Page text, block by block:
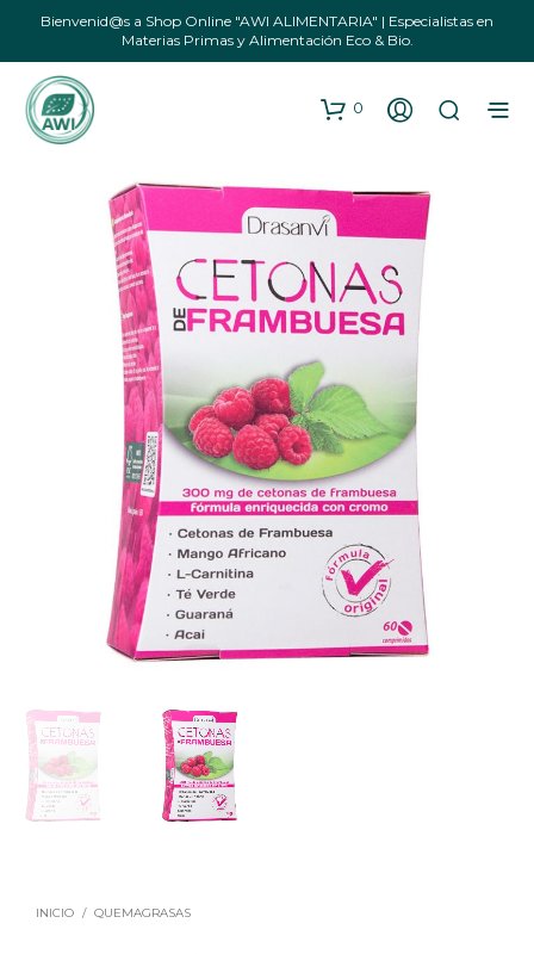
Bienvenid@s a Shop Online "AWI ALIMENTARIA" | Especialistas en
Materias Primas y Alimentación Eco & Bio.
0
INICIO / QUEMAGRASAS